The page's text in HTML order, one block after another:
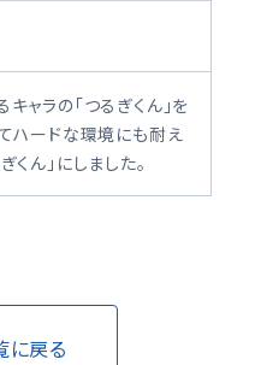
ャラの「つるぎくん」を
ハードな環境にも耐え
くん」にしました。
に戻る